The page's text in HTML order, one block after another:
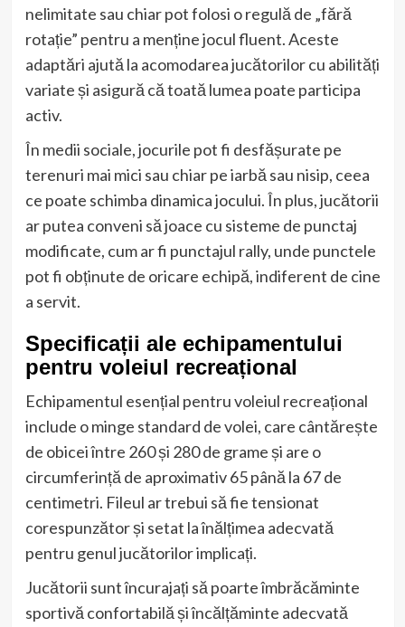
nelimitate sau chiar pot folosi o regulă de „fără
rotație” pentru a menține jocul fluent. Aceste
adaptări ajută la acomodarea jucătorilor cu abilități
variate și asigură că toată lumea poate participa
activ.
În medii sociale, jocurile pot fi desfășurate pe
terenuri mai mici sau chiar pe iarbă sau nisip, ceea
ce poate schimba dinamica jocului. În plus, jucătorii
ar putea conveni să joace cu sisteme de punctaj
modificate, cum ar fi punctajul rally, unde punctele
pot fi obținute de oricare echipă, indiferent de cine
a servit.
Specificații ale echipamentului
pentru voleiul recreațional
Echipamentul esențial pentru voleiul recreațional
include o minge standard de volei, care cântărește
de obicei între 260 și 280 de grame și are o
circumferință de aproximativ 65 până la 67 de
centimetri. Fileul ar trebui să fie tensionat
corespunzător și setat la înălțimea adecvată
pentru genul jucătorilor implicați.
Jucătorii sunt încurajați să poarte îmbrăcăminte
sportivă confortabilă și încălțăminte adecvată